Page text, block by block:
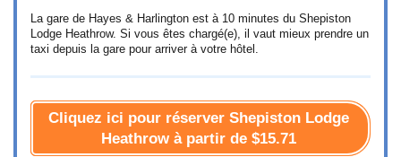
La gare de Hayes & Harlington est à 10 minutes du Shepiston
Lodge Heathrow. Si vous êtes chargé(e), il vaut mieux prendre un
taxi depuis la gare pour arriver à votre hôtel.
Cliquez ici pour réserver Shepiston Lodge
Heathrow à partir de $15.71